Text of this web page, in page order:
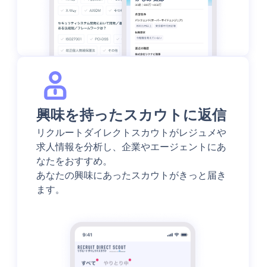
興味を持ったスカウトに返信
リクルートダイレクトスカウトがレジュメや
求人情報を分析し、企業やエージェントにあ
なたをおすすめ。
あなたの興味にあったスカウトがきっと届き
ます。